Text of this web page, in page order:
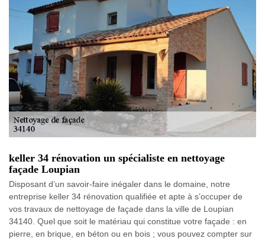
keller 34 rénovation un spécialiste en nettoyage
façade Loupian
Disposant d’un savoir-faire inégaler dans le domaine, notre
entreprise keller 34 rénovation qualifiée et apte à s’occuper de
vos travaux de nettoyage de façade dans la ville de Loupian
34140. Quel que soit le matériau qui constitue votre façade : en
pierre, en brique, en béton ou en bois ; vous pouvez compter sur